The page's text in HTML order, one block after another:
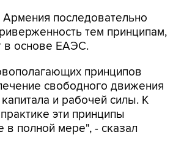
последовательно
тем принципам,
в основе ЕАЭС.
принципов
свободного движения
капитала и рабочей силы. К
эти принципы
в полной мере", - сказал